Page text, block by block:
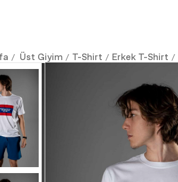
Üst Giyim T-Shirt Erkek T-Shirt